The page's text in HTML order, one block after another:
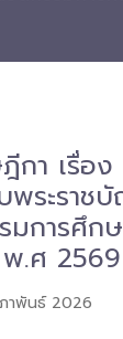
อนพื้นที่นวัตกรร
ร
ง พ.ร.บ.
กา เรื่อ
บพระรา
การศึก
.ศ 2569
าพันธ์ 2026